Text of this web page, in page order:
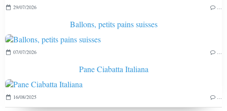
29/07/2026
Ballons, petits pains suisses
07/07/2026
Pane Ciabatta Italiana
16/08/2025